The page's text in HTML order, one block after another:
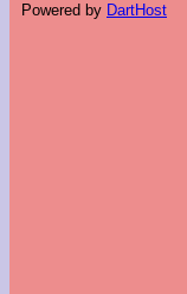
Powered by DartHost